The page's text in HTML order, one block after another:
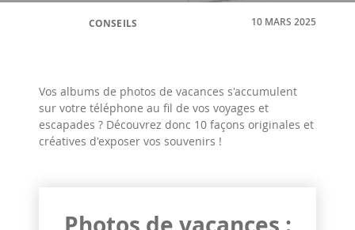
CONSEILS 10 MARS 2025
Vos albums de photos de vacances s'accumulent
sur votre téléphone au fil de vos voyages et
escapades ? Découvrez donc 10 façons originales et
créatives d'exposer vos souvenirs !